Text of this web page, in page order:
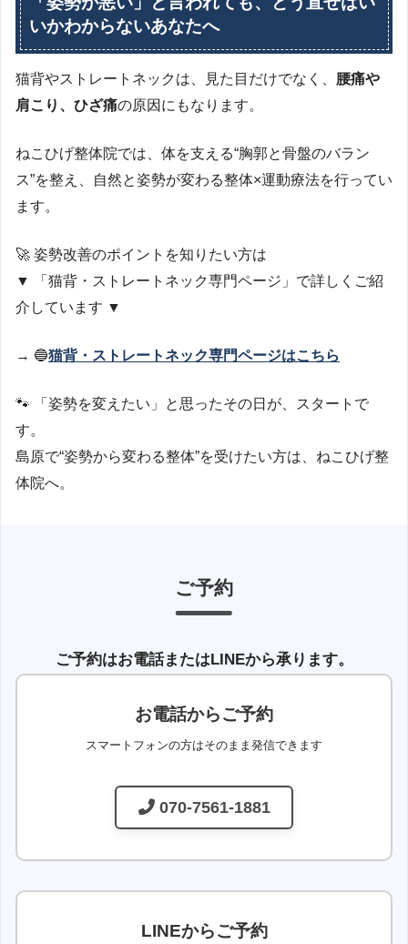
いかわからないあなたへ
猫背やストレートネックは、見た目だけでなく、 腰痛や
肩こり、ひざ痛の原因にもなります。
ねこひげ整体院では、体を支える“胸郭と骨盤のバラン
ス”を整え、自然と姿勢が変わる整体×運動療法を行ってい
ます。
🚀 姿勢改善のポイントを知りたい方は
▼ 「猫背・ストレートネック専門ページ」で詳しくご紹
介しています ▼
→ 🔵猫背・ストレートネック専門ページはこちら
🐾 「姿勢を変えたい」と思ったその日が、スタートで
す。
島原で“姿勢から変わる整体”を受けたい方は、ねこひげ整
体院へ。
ご予約
ご予約はお電話またはLINEから承ります。
お電話からご予約
スマートフォンの方はそのまま発信できます
070-7561-1881
LINEからご予約